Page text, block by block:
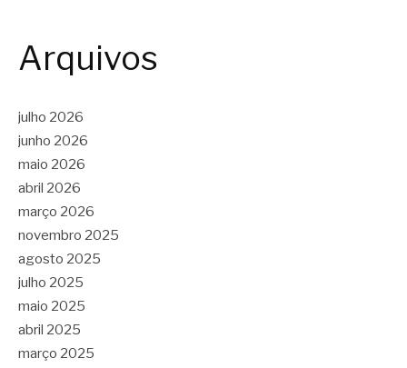
Arquivos
julho 2026
junho 2026
maio 2026
abril 2026
março 2026
novembro 2025
agosto 2025
julho 2025
maio 2025
abril 2025
março 2025